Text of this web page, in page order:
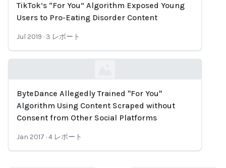
Loading...
TikTok’s “For You” Algorithm Exposed Young
Users to Pro-Eating Disorder Content
Jul 2019 · 3 レポート
Loading...
ByteDance Allegedly Trained "For You"
Algorithm Using Content Scraped without
Consent from Other Social Platforms
Jan 2017 ·4 レポート